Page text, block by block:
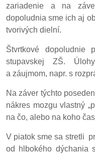
zariadenie a na
dopoludnia sme ich aj
tvorivých dielní.
Štvrtkové
stupavskej ZŠ.
a záujmom, napr. s
Na záver týchto
nákres mozgu vlastný
na čo, alebo na koho
V piatok sme sa stretli
od hlbokého dýchania